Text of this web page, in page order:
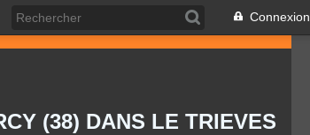
Connexion
(38) DANS LE TRIEVES